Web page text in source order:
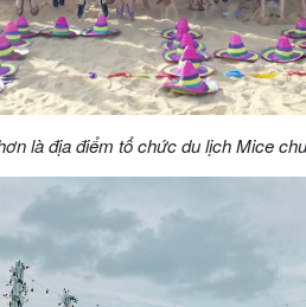
là địa điểm tổ chức du lịch Mice